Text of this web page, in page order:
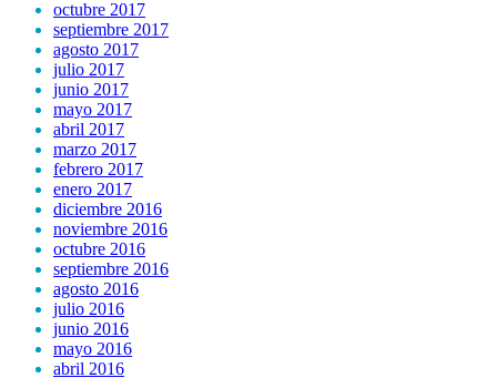
octubre 2017
septiembre 2017
agosto 2017
julio 2017
junio 2017
mayo 2017
abril 2017
marzo 2017
febrero 2017
enero 2017
diciembre 2016
noviembre 2016
octubre 2016
septiembre 2016
agosto 2016
julio 2016
junio 2016
mayo 2016
abril 2016